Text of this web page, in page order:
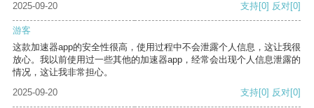
2025-09-20
支持[0] 反对[0]
游客
这款加速器app的安全性很高，使用过程中不会泄露个人信息，这让我很
放心。我以前使用过一些其他的加速器app，经常会出现个人信息泄露的
情况，这让我非常担心。
2025-09-20
支持[0] 反对[0]